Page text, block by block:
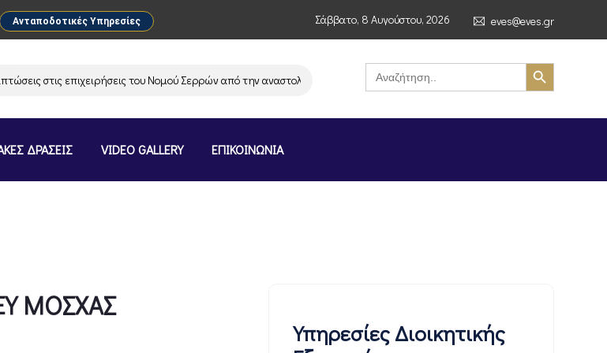
Ανταποδοτικές Υπηρεσίες Σάββατο, 8 Αυγούστου, 2026 eves@eves.gr
στις επιχειρήσεις του Νομού Σερρών από την αναστολή λειτουργίας της αλυσίδας σούπερ μάρκετ MERE στην Ελλάδα –
Search
for:
Search Button
ΔΡΑΣΕΙΣ VIDEO GALLERY ΕΠΙΚΟΙΝΩΝΙΑ
ΜΟΣΧΑΣ
Υπηρεσίες Διοικητικής